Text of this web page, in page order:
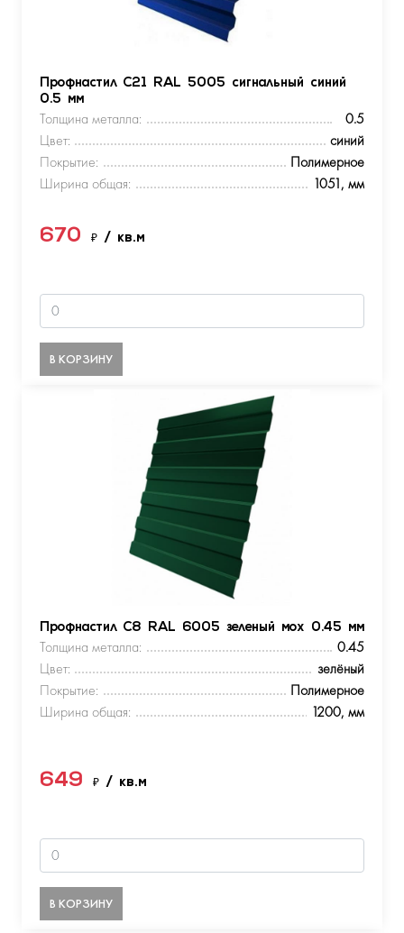
Профнастил С21 RAL 5005 сигнальный синий
0.5 мм
Толщина металла:
0.5
Цвет:
синий
Покрытие:
Полимерное
Ширина общая:
1051, мм
670 ₽ / кв.м
В КОРЗИНУ
Профнастил С8 RAL 6005 зеленый мох 0.45 мм
Толщина металла:
0.45
Цвет:
зелёный
Покрытие:
Полимерное
Ширина общая:
1200, мм
649 ₽ / кв.м
В КОРЗИНУ